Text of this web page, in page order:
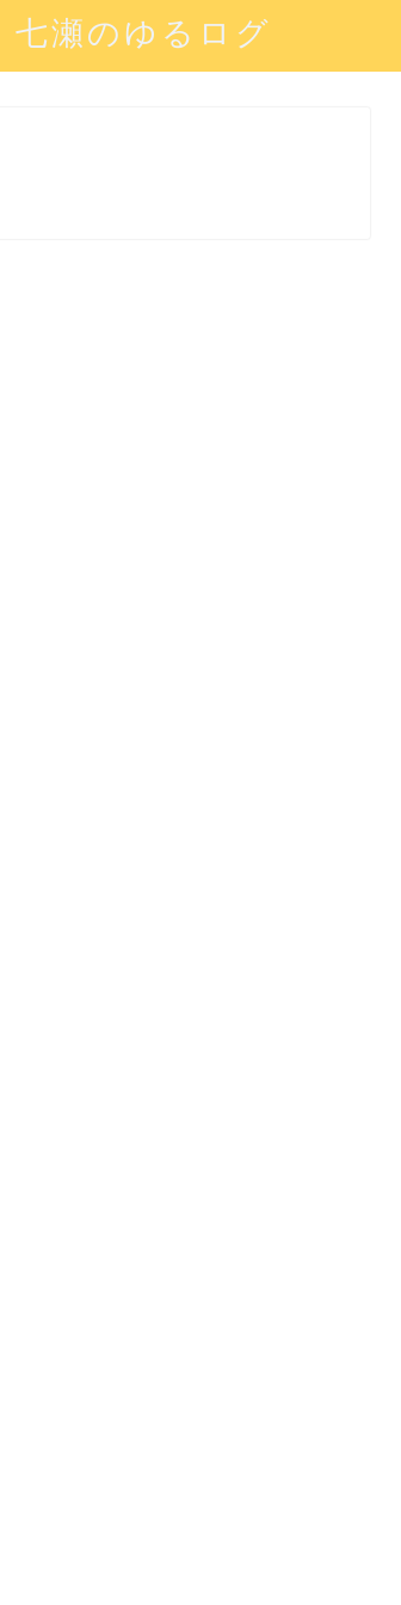
七瀬のゆるログ